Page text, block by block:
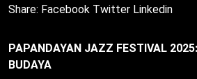
Share: Facebook Twitter Linkedin
PAPANDAYAN JAZZ FESTIVAL
BUDAYA